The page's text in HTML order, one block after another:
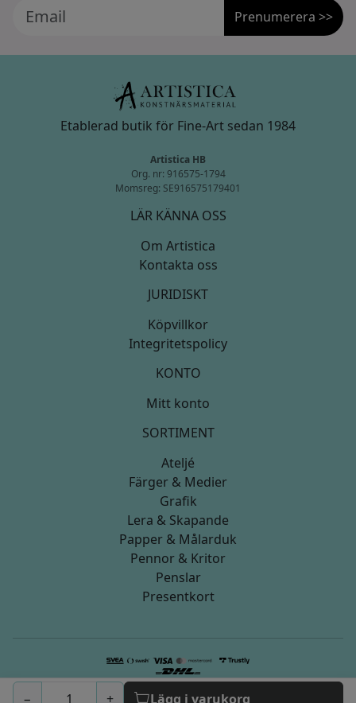
− + Lägg i varukorg
Prenumerera >>
Etablerad butik för Fine-Art sedan 1984
Artistica HB
Org. nr: 916575-1794
Momsreg: SE916575179401
LÄR KÄNNA OSS
Om Artistica
Kontakta oss
JURIDISKT
Köpvillkor
Integritetspolicy
KONTO
Mitt konto
SORTIMENT
Ateljé
Färger & Medier
Grafik
Lera & Skapande
Papper & Målarduk
Pennor & Kritor
Penslar
Presentkort
© 2026 artistica.nu